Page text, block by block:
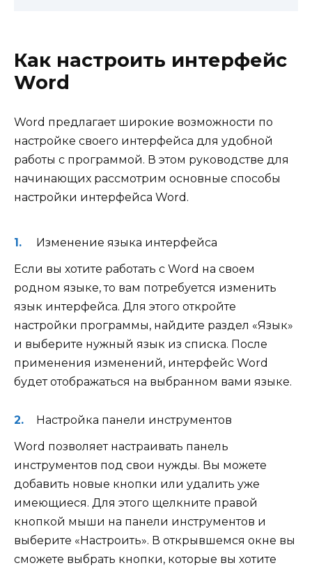
Как настроить интерфейс
Word
Word предлагает широкие возможности по
настройке своего интерфейса для удобной
работы с программой. В этом руководстве для
начинающих рассмотрим основные способы
настройки интерфейса Word.
Изменение языка интерфейса
Если вы хотите работать с Word на своем
родном языке, то вам потребуется изменить
язык интерфейса. Для этого откройте
настройки программы, найдите раздел «Язык»
и выберите нужный язык из списка. После
применения изменений, интерфейс Word
будет отображаться на выбранном вами языке.
Настройка панели инструментов
Word позволяет настраивать панель
инструментов под свои нужды. Вы можете
добавить новые кнопки или удалить уже
имеющиеся. Для этого щелкните правой
кнопкой мыши на панели инструментов и
выберите «Настроить». В открывшемся окне вы
сможете выбрать кнопки, которые вы хотите